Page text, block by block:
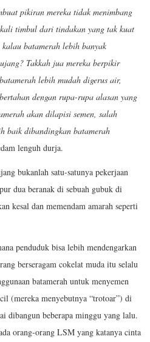
pikiran mereka tidak menimbang
timbul dari tindakan yang tak kuat
batamerah lebih banyak
Takkah jua mereka berpikir
lebih mudah digerus air,
dengan rupa-rupa alasan yang
akan dilapisi semen, salah
baik dibandingkan batamerah
lenguh durja.
bukanlah satu-satunya pekerjaan
dua beranak di sebuah gubuk di
kesal dan memendam amarah seperti
penduduk bisa lebih mendengarkan
berseragam cokelat muda itu selalu
batamerah untuk menyemen
(mereka menyebutnya “trotoar”) di
dibangun beberapa minggu yang lalu.
orang-orang LSM yang katanya cinta